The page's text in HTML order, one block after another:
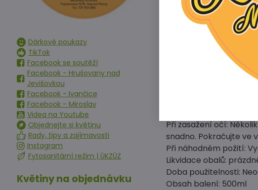
Doporučené
Pravidelné hnojení
na aktuální potřebu
Vydatnost: až 100l
Přednosti PLANTÍKA:
ke kapalné formě
Skladování: Skladujte
Pokyny pro
Při zasažení očí:
snadno. Pokračujte ve
Při náhodném požití:
Likvidace obalů:
Doba použitelnosti:
Obsah balení: 500ml
Dárkové poukazy
TikTok
Facebook se soutěží
Facebook - Hrušovany nad
Jevišovkou
Facebook - Ivančice
Facebook - Miroslav
Videa na Youtube
Objednejte si květinu
Rady, tipy a zajímavosti
Instagram
Fytosanitární režim | ÚKZÚZ
Květiny na objednávku